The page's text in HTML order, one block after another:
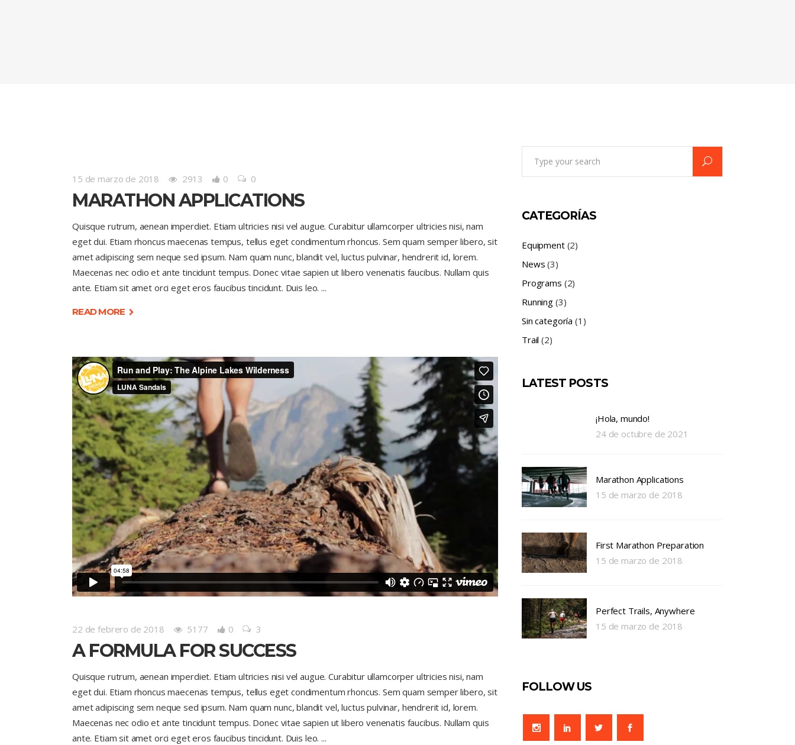
15 de marzo de 2018 2913 0 0
MARATHON APPLICATIONS
Quisque rutrum, aenean imperdiet. Etiam ultricies nisi vel augue. Curabitur ullamcorper ultricies nisi, nam
eget dui. Etiam rhoncus maecenas tempus, tellus eget condimentum rhoncus. Sem quam semper libero, sit
amet adipiscing sem neque sed ipsum. Nam quam nunc, blandit vel, luctus pulvinar, hendrerit id, lorem.
Maecenas nec odio et ante tincidunt tempus. Donec vitae sapien ut libero venenatis faucibus. Nullam quis
ante. Etiam sit amet orci eget eros faucibus tincidunt. Duis leo.
READ MORE
22 de febrero de 2018 5177 0 3
A FORMULA FOR SUCCESS
Quisque rutrum, aenean imperdiet. Etiam ultricies nisi vel augue. Curabitur ullamcorper ultricies nisi, nam
eget dui. Etiam rhoncus maecenas tempus, tellus eget condimentum rhoncus. Sem quam semper libero, sit
amet adipiscing sem neque sed ipsum. Nam quam nunc, blandit vel, luctus pulvinar, hendrerit id, lorem.
Maecenas nec odio et ante tincidunt tempus. Donec vitae sapien ut libero venenatis faucibus. Nullam quis
ante. Etiam sit amet orci eget eros faucibus tincidunt. Duis leo.
CATEGORÍAS
Equipment(2)
News (3)
Programs (2)
Running(3)
Sin categoría (1)
Trail (2)
LATEST POSTS
¡Hola, mundo!
24 de octubre de 2021
Marathon Applications
15 de marzo de 2018
First Marathon Preparation
15 de marzo de 2018
Perfect Trails, Anywhere
15 de marzo de 2018
FOLLOW US